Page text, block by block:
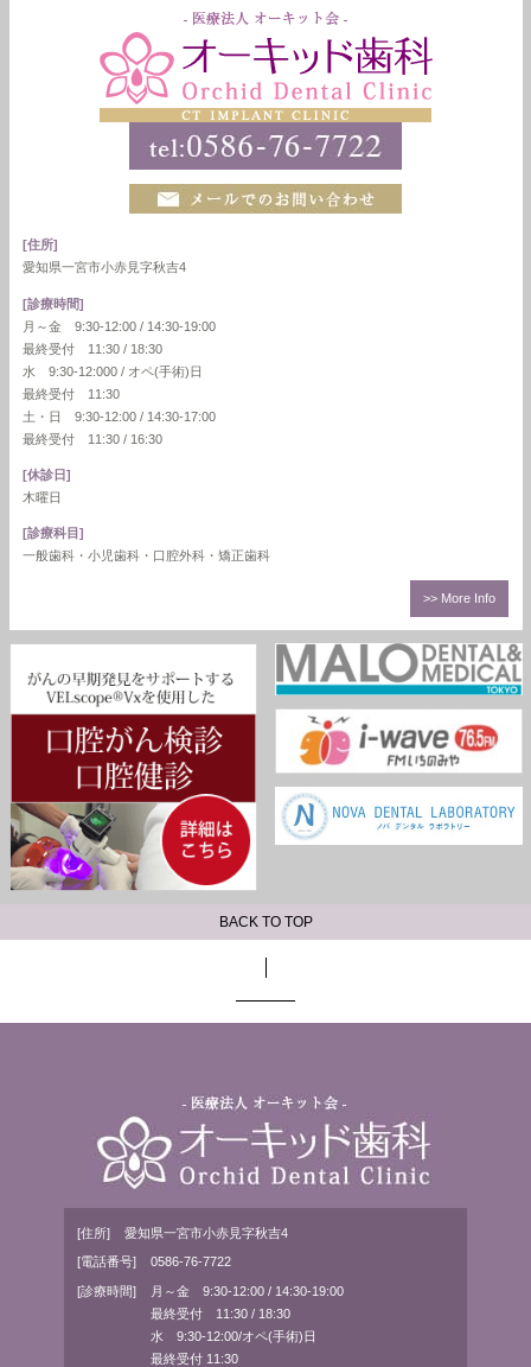
[住所]
愛知県一宮市小赤見字秋吉4
[診療時間]
月～金 9:30-12:00 / 14:30-19:00
最終受付 11:30 / 18:30
水 9:30-12:000 / オペ(手術)日
最終受付 11:30
土・日 9:30-12:00 / 14:30-17:00
最終受付 11:30 / 16:30
[休診日]
木曜日
[診療科目]
一般歯科・小児歯科・口腔外科・矯正歯科
>> More Info
BACK TO TOP
[住所] 愛知県一宮市小赤見字秋吉4
[電話番号] 0586-76-7722
[診療時間]
月～金 9:30-12:00 / 14:30-19:00
最終受付 11:30 / 18:30
水 9:30-12:00/オペ(手術)日
最終受付 11:30